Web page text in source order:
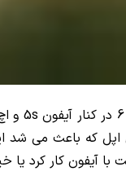
که باعث می شد